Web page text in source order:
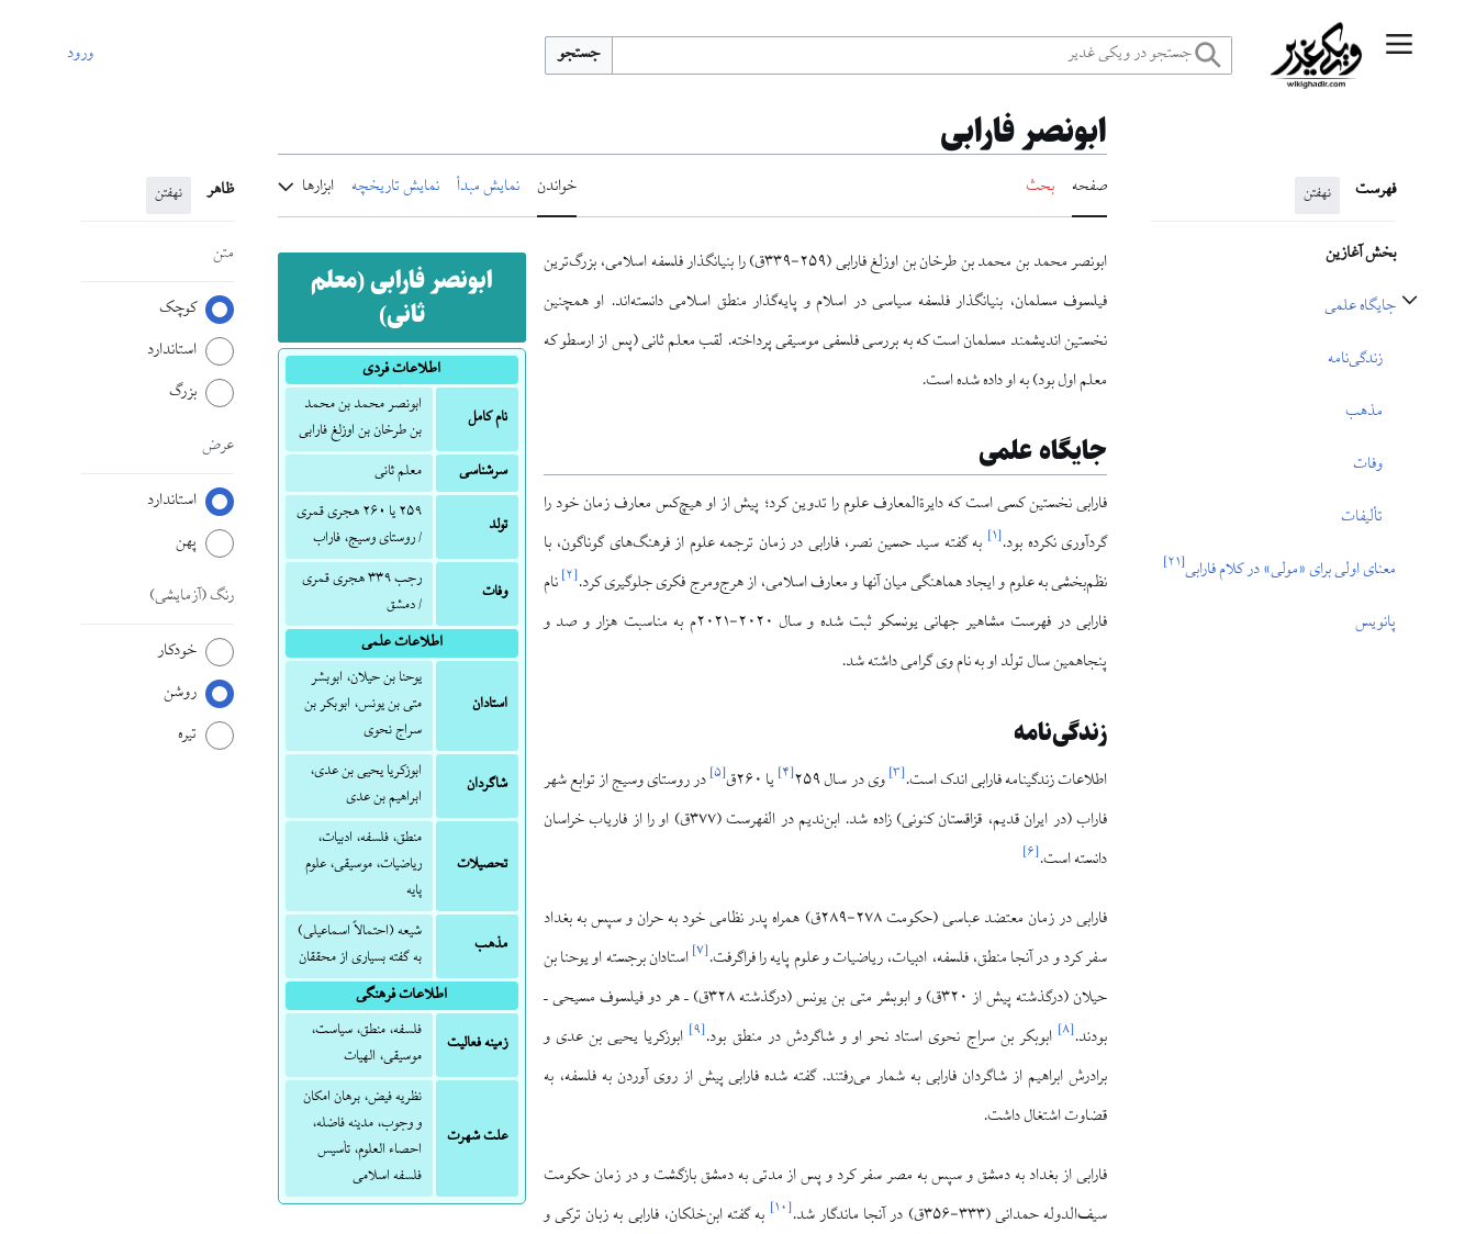
منوی اصلی جستجو ورود
فهرست نهفتن
بخش آغازین
جایگاه علمی
تغییر وضعیت زیربخش‌های جایگاه علمی
زندگی‌نامه
مذهب
وفات
تألیفات
معناى اولى براى «مولى» در كلام فارابى[۲۱]
پانویس
ابونصر فارابی
صفحه بحث خواندن نمایش مبدأ نمایش تاریخچه ابزارها ظاهر نهفتن
متن
کوچک
استاندارد
بزرگ
عرض
استاندارد
پهن
رنگ(آزمایشی)
خودکار
روشن
تیره
ابونصر فارابی (معلم
ثانی)
اطلاعات فردی
نام کامل
ابونصر محمد بن محمد
بن طرخان بن اوزلغ فارابی
سرشناسی
معلم ثانی
تولد
۲۵۹ یا ۲۶۰ هجری قمری
/ روستای وسیج، فاراب
وفات
رجب ۳۳۹ هجری قمری
/ دمشق
اطلاعات علمی
استادان
یوحنا بن حیلان، ابوبشر
متی بن یونس، ابوبکر بن
سراج نحوی
شاگردان
ابوزکریا یحیی بن عدی،
ابراهیم بن عدی
تحصیلات
منطق، فلسفه، ادبیات،
ریاضیات، موسیقی، علوم
پایه
مذهب
شیعه (احتمالاً اسماعیلی)
به گفته بسیاری از محققان
اطلاعات فرهنگی
زمینه فعالیت
فلسفه، منطق، سیاست،
موسیقی، الهیات
علت شهرت
نظریه فیض، برهان امکان
و وجوب، مدینه فاضله،
احصاء العلوم، تأسیس
فلسفه اسلامی
ابونصر محمد بن محمد بن طرخان بن اوزلغ فارابی (۲۵۹-۳۳۹ق) را بنیانگذار فلسفه اسلامی، بزرگ‌ترین
فیلسوف مسلمان، بنیانگذار فلسفه سیاسی در اسلام و پایه‌گذار منطق اسلامی دانسته‌اند. او همچنین
نخستین اندیشمند مسلمان است که به بررسی فلسفی موسیقی پرداخته. لقب معلم ثانی (پس از ارسطو که
معلم اول بود) به او داده شده است.
جایگاه علمی
فارابی نخستین کسی است که دایرة‌المعارف علوم را تدوین کرد؛ پیش از او هیچ‌کس معارف زمان خود را
گردآوری نکرده بود.[۱] به گفته سید حسین نصر، فارابی در زمان ترجمه علوم از فرهنگ‌های گوناگون، با
نظم‌بخشی به علوم و ایجاد هماهنگی میان آنها و معارف اسلامی، از هرج‌ومرج فکری جلوگیری کرد.[۲]نام
فارابی در فهرست مشاهیر جهانی یونسکو ثبت شده و سال ۲۰۲۰-۲۰۲۱م به مناسبت هزار و صد و
پنجاهمین سال تولد او به نام وی گرامی داشته شد.
زندگی‌نامه
اطلاعات زندگینامه فارابی اندک است.[۳]وی در سال ۲۵۹ [۴]یا ۲۶۰ق [۵]در روستای وسیج از توابع شهر
فاراب (در ایران قدیم، قزاقستان کنونی) زاده شد. ابن‌ندیم در الفهرست (۳۷۷ق) او را از فاریاب خراسان
دانسته است.[۶]
فارابی در زمان معتضد عباسی (حکومت ۲۷۸-۲۸۹ق) همراه پدر نظامی خود به حران و سپس به بغداد
سفر کرد و در آنجا منطق، فلسفه، ادبیات، ریاضیات و علوم پایه را فراگرفت.[۷]استادان برجسته او یوحنا بن
حیلان (درگذشته پیش از ۳۲۰ق) و ابوبشر متی بن یونس (درگذشته ۳۲۸ق) – هر دو فیلسوف مسیحی –
بودند.[۸] ابوبکر بن سراج نحوی استاد نحو او و شاگردش در منطق بود.[۹] ابوزکریا یحیی بن عدی و
برادرش ابراهیم از شاگردان فارابی به شمار می‌رفتند. گفته شده فارابی پیش از روی آوردن به فلسفه، به
قضاوت اشتغال داشت.
فارابی از بغداد به دمشق و سپس به مصر سفر کرد و پس از مدتی به دمشق بازگشت و در زمان حکومت
سیف‌الدوله حمدانی (۳۳۳-۳۵۶ق) در آنجا ماندگار شد.
[۱۰] به گفته ابن‌خلکان، فارابی به زبان ترکی و